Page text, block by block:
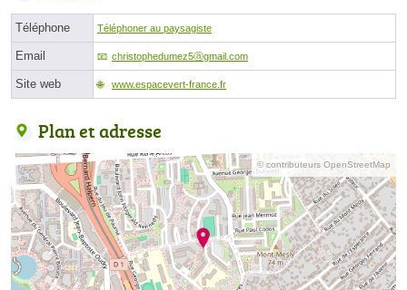
Téléphone Téléphoner au paysagiste
Email christophedumez5ⓐgmail.com
Site web www.espacevert-france.fr
Plan et adresse
© contributeurs OpenStreetMap